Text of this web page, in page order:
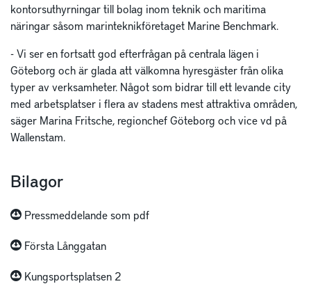
kontorsuthyrningar till bolag inom teknik och maritima
näringar såsom marinteknikföretaget Marine Benchmark.
- Vi ser en fortsatt god efterfrågan på centrala lägen i
Göteborg och är glada att välkomna hyresgäster från olika
typer av verksamheter. Något som bidrar till ett levande city
med arbetsplatser i flera av stadens mest attraktiva områden,
säger Marina Fritsche, regionchef Göteborg och vice vd på
Wallenstam.
Bilagor
Pressmeddelande som pdf
Första Långgatan
Kungsportsplatsen 2